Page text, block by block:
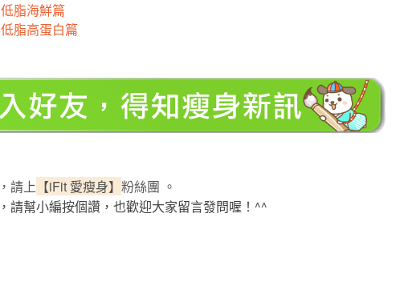
脂海鮮篇
脂高蛋白篇
請上 【iFit 愛瘦身】 粉絲團 。
請幫小編按個讚，也歡迎大家留言發問喔！^^